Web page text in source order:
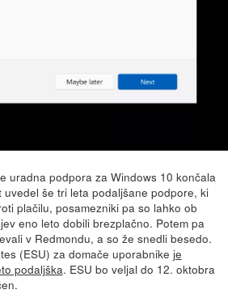
uradna podpora za Windows 10 končala
še tri leta podaljšane podpore, ki
plačilu, posamezniki pa so lahko ob
eno leto dobili brezplačno. Potem pa
v Redmondu, a so že snedli besedo.
(ESU) za domače uporabnike je
podaljška. ESU bo veljal do 12. oktobra